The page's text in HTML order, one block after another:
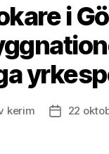
i
kerim 22